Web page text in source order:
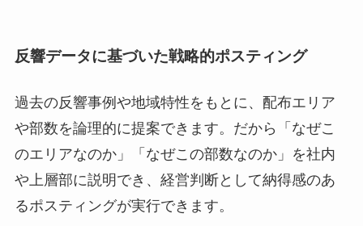
反響データに基づいた戦略的ポスティング
過去の反響事例や地域特性をもとに、配布エリア
や部数を論理的に提案できます。だから「なぜこ
のエリアなのか」「なぜこの部数なのか」を社内
や上層部に説明でき、経営判断として納得感のあ
るポスティングが実行できます。